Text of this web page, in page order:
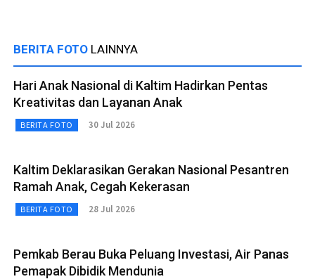
BERITA FOTO LAINNYA
Hari Anak Nasional di Kaltim Hadirkan Pentas
Kreativitas dan Layanan Anak
BERITA FOTO 30 Jul 2026
Kaltim Deklarasikan Gerakan Nasional Pesantren
Ramah Anak, Cegah Kekerasan
BERITA FOTO 28 Jul 2026
Pemkab Berau Buka Peluang Investasi, Air Panas
Pemapak Dibidik Mendunia